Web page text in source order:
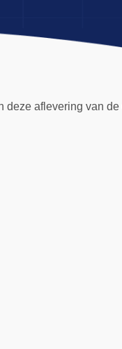
deze aflevering van de